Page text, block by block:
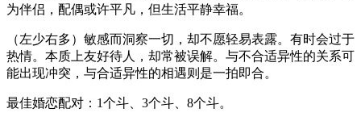
为伴侣，配偶或许平凡，但生活平静幸福。
（左少右多）敏感而洞察一切，却不愿轻易表露。有时会过于
热情。本质上友好待人，却常被误解。与不合适异性的关系可
能出现冲突，与合适异性的相遇则是一拍即合。
最佳婚恋配对：1个斗、3个斗、8个斗。